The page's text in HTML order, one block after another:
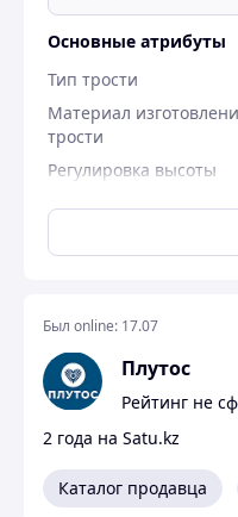
Основные атрибуты
Тип трости
Материал
трости
Регулировка высоты
Максимальная
Дополнительные
Форма опоры
Размер опоры
Дополнительные
Страховочный ремешок
Устройство против
Был online: 17.07
Плутос
Рейтинг не
2 года на Satu.kz
Каталог продавца